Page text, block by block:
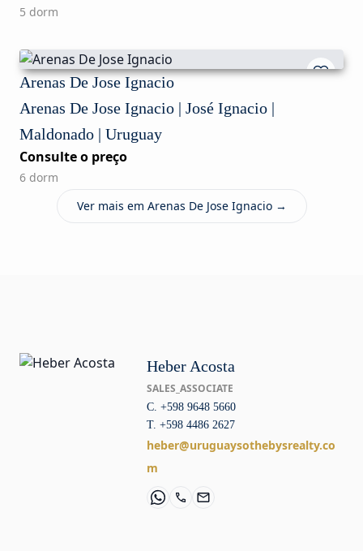
5 dorm
Arenas De Jose Ignacio
Arenas De Jose Ignacio | José Ignacio |
Maldonado | Uruguay
Consulte o preço
6 dorm
Ver mais em Arenas De Jose Ignacio →
Heber Acosta
SALES_ASSOCIATE
C. +598 9648 5660
T. +598 4486 2627
heber@uruguaysothebysrealty.co
m